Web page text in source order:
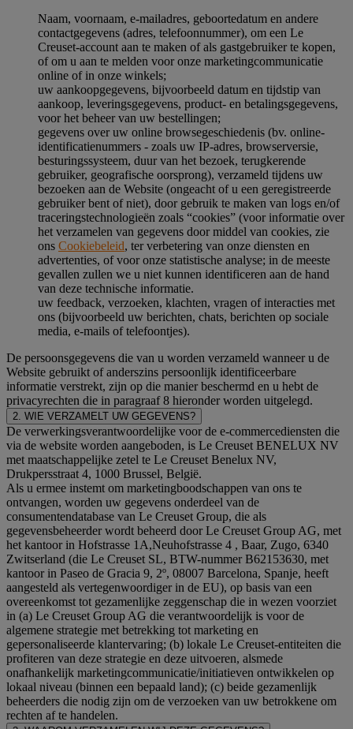
Naam, voornaam, e-mailadres, geboortedatum en andere
contactgegevens (adres, telefoonnummer), om een Le
Creuset-account aan te maken of als gastgebruiker te kopen,
of om u aan te melden voor onze marketingcommunicatie
online of in onze winkels;
uw aankoopgegevens, bijvoorbeeld datum en tijdstip van
aankoop, leveringsgegevens, product- en betalingsgegevens,
voor het beheer van uw bestellingen;
gegevens over uw online browsegeschiedenis (bv. online-
identificatienummers - zoals uw IP-adres, browserversie,
besturingssysteem, duur van het bezoek, terugkerende
gebruiker, geografische oorsprong), verzameld tijdens uw
bezoeken aan de Website (ongeacht of u een geregistreerde
gebruiker bent of niet), door gebruik te maken van logs en/of
traceringstechnologieën zoals “cookies” (voor informatie over
het verzamelen van gegevens door middel van cookies, zie
ons Cookiebeleid, ter verbetering van onze diensten en
advertenties, of voor onze statistische analyse; in de meeste
gevallen zullen we u niet kunnen identificeren aan de hand
van deze technische informatie.
uw feedback, verzoeken, klachten, vragen of interacties met
ons (bijvoorbeeld uw berichten, chats, berichten op sociale
media, e-mails of telefoontjes).
De persoonsgegevens die van u worden verzameld wanneer u de
Website gebruikt of anderszins persoonlijk identificeerbare
informatie verstrekt, zijn op die manier beschermd en u hebt de
privacyrechten die in paragraaf 8 hieronder worden uitgelegd.
2. WIE VERZAMELT UW GEGEVENS?
De verwerkingsverantwoordelijke voor de e-commercediensten die
via de website worden aangeboden, is Le Creuset BENELUX NV
met maatschappelijke zetel te Le Creuset Benelux NV,
Drukpersstraat 4, 1000 Brussel, België.
Als u ermee instemt om marketingboodschappen van ons te
ontvangen, worden uw gegevens onderdeel van de
consumentendatabase van Le Creuset Group, die als
gegevensbeheerder wordt beheerd door Le Creuset Group AG, met
het kantoor in Hofstrasse 1A,Neuhofstrasse 4 , Baar, Zugo, 6340
Zwitserland (die Le Creuset SL, BTW-nummer B62153630, met
kantoor in Paseo de Gracia 9, 2º, 08007 Barcelona, Spanje, heeft
aangesteld als vertegenwoordiger in de EU), op basis van een
overeenkomst tot gezamenlijke zeggenschap die in wezen voorziet
in (a) Le Creuset Group AG die verantwoordelijk is voor de
algemene strategie met betrekking tot marketing en
gepersonaliseerde klantervaring; (b) lokale Le Creuset-entiteiten die
profiteren van deze strategie en deze uitvoeren, alsmede
onafhankelijk marketingcommunicatie/initiatieven ontwikkelen op
lokaal niveau (binnen een bepaald land); (c) beide gezamenlijk
beheerders die nodig zijn om de verzoeken van uw betrokkene om
rechten af te handelen.